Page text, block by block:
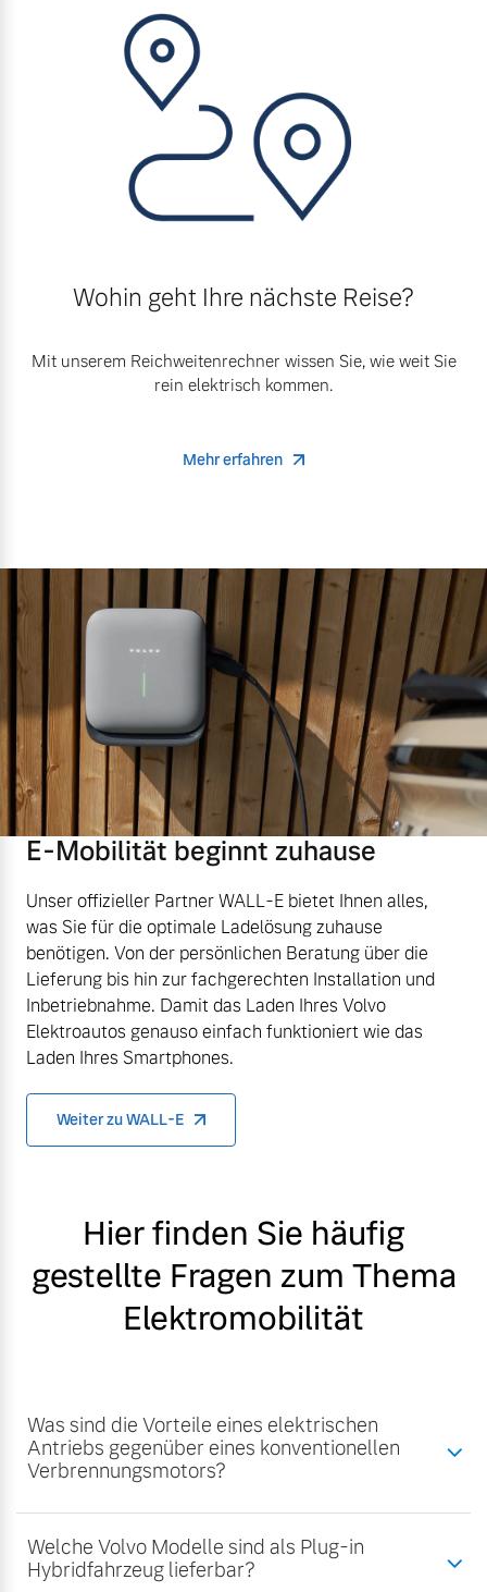
Wohin geht Ihre nächste Reise?
Mit unserem Reichweitenrechner wissen Sie, wie weit Sie
rein elektrisch kommen.
Mehr erfahren
E-Mobilität beginnt zuhause
Unser offizieller Partner WALL-E bietet Ihnen alles,
was Sie für die optimale Ladelösung zuhause
benötigen. Von der persönlichen Beratung über die
Lieferung bis hin zur fachgerechten Installation und
Inbetriebnahme. Damit das Laden Ihres Volvo
Elektroautos genauso einfach funktioniert wie das
Laden Ihres Smartphones.
Weiter zu WALL-E
Hier finden Sie häufig
gestellte Fragen zum Thema
Elektromobilität
Was sind die Vorteile eines elektrischen
Antriebs gegenüber eines konventionellen
Verbrennungsmotors?
Welche Volvo Modelle sind als Plug-in
Hybridfahrzeug lieferbar?